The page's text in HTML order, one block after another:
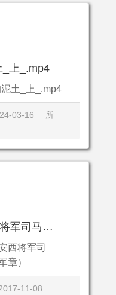
_上_.mp4
土_上_.mp4
03-16
所
十六国时期印（安西将军司马，驸马督尉，广武将军章）
西将军司
章）
11-08